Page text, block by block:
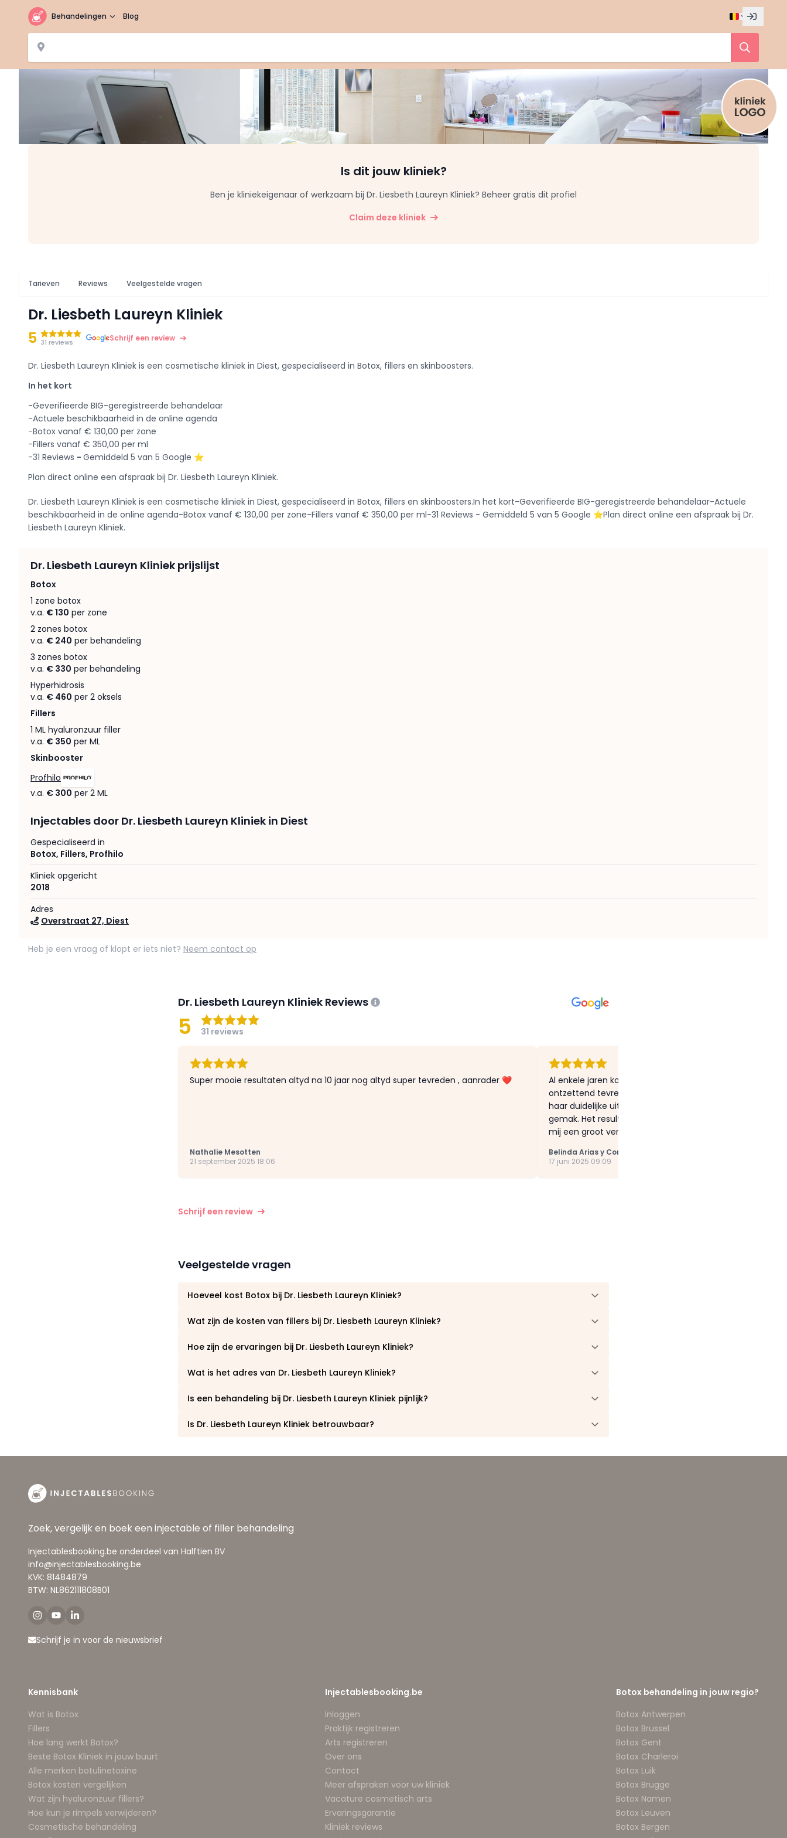
Behandelingen Blog
Is dit jouw kliniek?
Ben je kliniekeigenaar of werkzaam bij Dr. Liesbeth Laureyn Kliniek? Beheer gratis dit profiel
Claim deze kliniek
Tarieven Reviews Veelgestelde vragen
Dr. Liesbeth Laureyn Kliniek
5 31 reviews Schrijf een review
Dr. Liesbeth Laureyn Kliniek is een cosmetische kliniek in Diest, gespecialiseerd in Botox, fillers en skinboosters.
In het kort
-Geverifieerde BIG-geregistreerde behandelaar
-Actuele beschikbaarheid in de online agenda
-Botox vanaf € 130,00 per zone
-Fillers vanaf € 350,00 per ml
-31 Reviews - Gemiddeld 5 van 5 Google ⭐️
Plan direct online een afspraak bij Dr. Liesbeth Laureyn Kliniek.
Dr. Liesbeth Laureyn Kliniek is een cosmetische kliniek in Diest, gespecialiseerd in Botox, fillers en skinboosters.In het kort-Geverifieerde BIG-geregistreerde behandelaar-Actuele
beschikbaarheid in de online agenda-Botox vanaf € 130,00 per zone-Fillers vanaf € 350,00 per ml-31 Reviews - Gemiddeld 5 van 5 Google ⭐️Plan direct online een afspraak bij Dr.
Liesbeth Laureyn Kliniek.
Dr. Liesbeth Laureyn Kliniek prijslijst
Botox
1 zone botox
v.a. € 130 per zone
2 zones botox
v.a. € 240 per behandeling
3 zones botox
v.a. € 330 per behandeling
Hyperhidrosis
v.a. € 460 per 2 oksels
Fillers
1 ML hyaluronzuur filler
v.a. € 350 per ML
Skinbooster
Profhilo
v.a. € 300 per 2 ML
Injectables door Dr. Liesbeth Laureyn Kliniek in Diest
Gespecialiseerd in
Botox, Fillers, Profhilo
Kliniek opgericht
2018
Adres
Overstraat 27, Diest
Heb je een vraag of klopt er iets niet? Neem contact op
Dr. Liesbeth Laureyn Kliniek Reviews
5 31 reviews
Super mooie resultaten altyd na 10 jaar nog altyd super tevreden , aanrader ❤️
Nathalie Mesotten
21 september 2025 18:06
Al enkele jaren kom ik bij Liesbeth voor behandelingen, en
ontzettend tevreden. Ik twijfelde al heel lang over
haar duidelijke uitleg, geduld en warme aanpak voelde ik
gemak. Het resultaat is precies wat ik hoopte: een
mij een groot verschil maakt. Dankj...
Belinda Arias y Contrera
17 juni 2025 09:09
Schrijf een review
Veelgestelde vragen
Hoeveel kost Botox bij Dr. Liesbeth Laureyn Kliniek?
Wat zijn de kosten van fillers bij Dr. Liesbeth Laureyn Kliniek?
Hoe zijn de ervaringen bij Dr. Liesbeth Laureyn Kliniek?
Wat is het adres van Dr. Liesbeth Laureyn Kliniek?
Is een behandeling bij Dr. Liesbeth Laureyn Kliniek pijnlijk?
Is Dr. Liesbeth Laureyn Kliniek betrouwbaar?
Zoek, vergelijk en boek een injectable of filler behandeling
Injectablesbooking.be onderdeel van Halftien BV
info@injectablesbooking.be
KVK: 81484879
BTW: NL862111808B01
Schrijf je in voor de nieuwsbrief
Kennisbank
Wat is Botox
Fillers
Hoe lang werkt Botox?
Beste Botox Kliniek in jouw buurt
Alle merken botulinetoxine
Botox kosten vergelijken
Wat zijn hyaluronzuur fillers?
Hoe kun je rimpels verwijderen?
Cosmetische behandeling
Injectablesbooking.be
Inloggen
Praktijk registreren
Arts registreren
Over ons
Contact
Meer afspraken voor uw kliniek
Vacature cosmetisch arts
Ervaringsgarantie
Kliniek reviews
Botox behandeling in jouw regio?
Botox Antwerpen
Botox Brussel
Botox Gent
Botox Charleroi
Botox Luik
Botox Brugge
Botox Namen
Botox Leuven
Botox Bergen